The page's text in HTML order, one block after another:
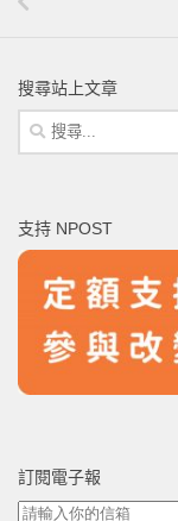
搜尋站上文章
搜
尋
字:
支持 NPOST
訂閱電子報